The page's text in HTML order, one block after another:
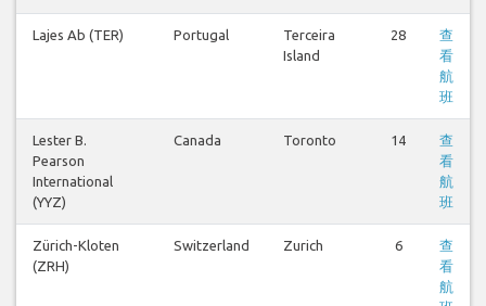
Lajes Ab (TER) Portugal
Terceira
Island
28
查
看
航
班
Lester B.
Pearson
International
(YYZ)
Canada Toronto 14
查
看
航
班
Zürich-Kloten
(ZRH)
Switzerland Zurich 6
查
看
航